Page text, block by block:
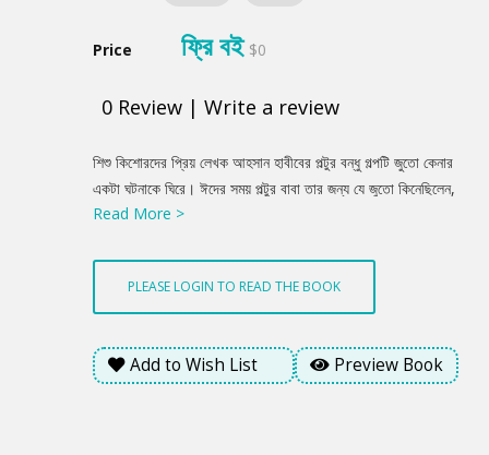
Price ফ্রি বই $0
0 Review | Write a review
Product
Summery
শিশু কিশোরদের প্রিয় লেখক আহসান হাবীবের পল্টুর বন্ধু গল্পটি জুতো কেনার
একটা ঘটনাকে ঘিরে। ঈদের সময় পল্টুর বাবা তার জন্য যে জুতো কিনেছিলেন,
সেটা তার পায়ে লাগেনি। তবে কি পরেছিল পল্টু ঈদের দিন। পড়া যাক, মজার
Read More >
PLEASE LOGIN TO READ THE BOOK
Add to Wish List Preview Book